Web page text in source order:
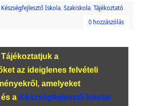
Készségfejlesztő Iskola, Szakiskola, Tájékoztató
0 hozzászólás
Tájékoztatjuk a
az ideiglenes felvételi
amelyeket
és a Készségfejlesztő Iskolai